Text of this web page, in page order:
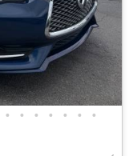
• • • • • • •